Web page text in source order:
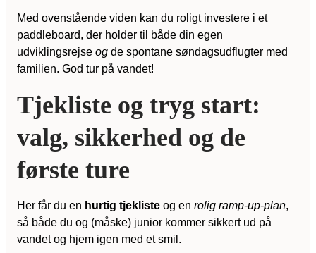
Med ovenstående viden kan du roligt investere i et
paddleboard, der holder til både din egen
udviklingsrejse og de spontane søndagsudflugter med
familien. God tur på vandet!
Tjekliste og tryg start:
valg, sikkerhed og de
første ture
Her får du en hurtig tjekliste og en rolig ramp-up-plan,
så både du og (måske) junior kommer sikkert ud på
vandet og hjem igen med et smil.